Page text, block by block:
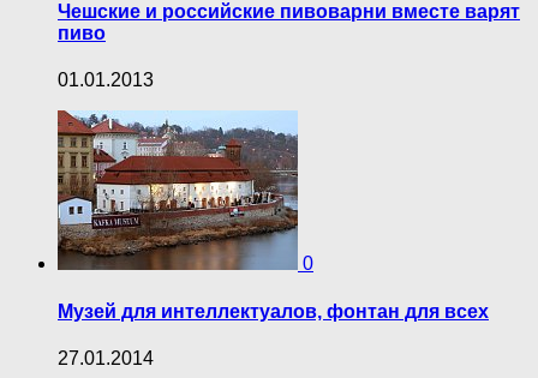
Чешские и российские пивоварни вместе варят
пиво
01.01.2013
0
Музей для интеллектуалов, фонтан для всех
27.01.2014